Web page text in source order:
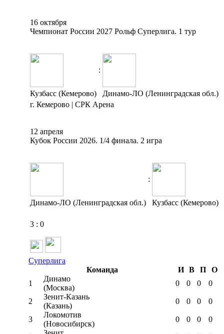
16 октября
Чемпионат России 2027 Рольф Суперлига. 1 тур
:
Кузбасс (Кемерово)
Динамо-ЛО (Ленинградская обл.)
г. Кемерово | СРК Арена
12 апреля
Кубок России 2026. 1/4 финала. 2 игра
:
Динамо-ЛО (Ленинградская обл.) Кузбасс (Кемерово)
3 : 0
Суперлига
Команда
И В П
О
1
Динамо
(Москва)
0 0 0 0
2
Зенит-Казань
(Казань)
0 0 0 0
3
Локомотив
(Новосибирск)
0 0 0 0